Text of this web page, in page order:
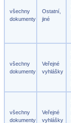
všechny
dokumenty
Ostatní,
jiné
všechny
dokumenty
Veřejné
vyhlášky
všechny
dokumenty
Veřejné
vyhlášky